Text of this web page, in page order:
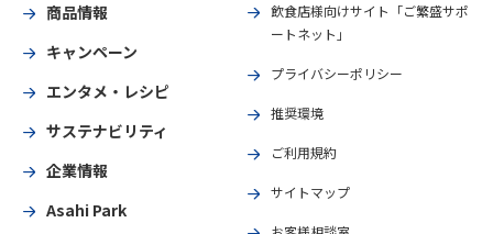
商品情報
キャンペーン
エンタメ・レシピ
サステナビリティ
企業情報
Asahi Park
飲食店様向けサイト「ご繁盛サポ
ートネット」
プライバシーポリシー
推奨環境
ご利用規約
サイトマップ